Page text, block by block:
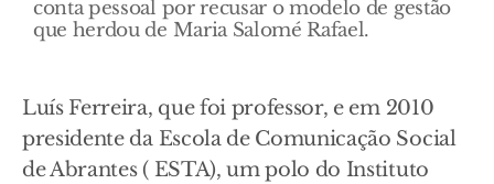
conta pessoal por recusar o modelo de gestão
que herdou de Maria Salomé Rafael.
Luís Ferreira, que foi professor, e em 2010
presidente da Escola de Comunicação Social
de Abrantes ( ESTA), um polo do Instituto